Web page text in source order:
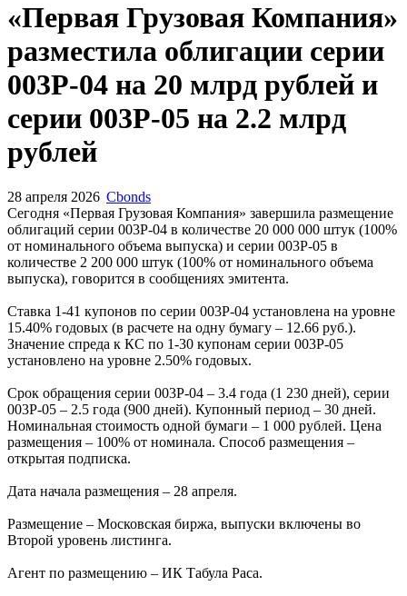
«Первая Грузовая Компания»
разместила облигации серии
003Р-04 на 20 млрд рублей и
серии 003Р-05 на 2.2 млрд
рублей
28 апреля 2026 Cbonds
Сегодня «Первая Грузовая Компания» завершила размещение
облигаций серии 003Р-04 в количестве 20 000 000 штук (100%
от номинального объема выпуска) и серии 003Р-05 в
количестве 2 200 000 штук (100% от номинального объема
выпуска), говорится в сообщениях эмитента.
Ставка 1-41 купонов по серии 003Р-04 установлена на уровне
15.40% годовых (в расчете на одну бумагу – 12.66 руб.).
Значение спреда к КС по 1-30 купонам серии 003Р-05
установлено на уровне 2.50% годовых.
Срок обращения серии 003P-04 – 3.4 года (1 230 дней), серии
003P-05 – 2.5 года (900 дней). Купонный период – 30 дней.
Номинальная стоимость одной бумаги – 1 000 рублей. Цена
размещения – 100% от номинала. Способ размещения –
открытая подписка.
Дата начала размещения – 28 апреля.
Размещение – Московская биржа, выпуски включены во
Второй уровень листинга.
Агент по размещению – ИК Табула Раса.